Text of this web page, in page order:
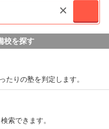
×
校を探す
たりの塾を判定します。
索できます。